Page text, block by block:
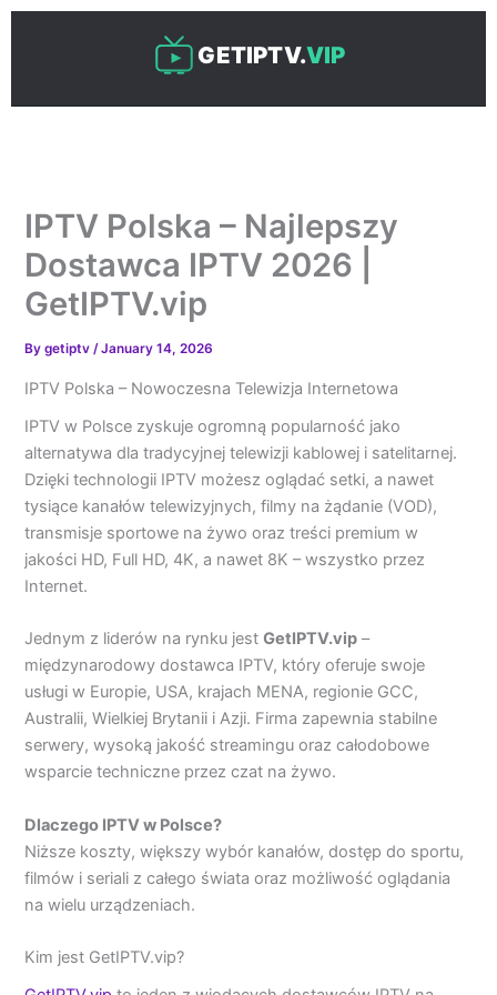
Skip
GETIPTV.VIP
IPTV Polska – Najlepszy
Dostawca IPTV 2026 |
GetIPTV.vip
Bygetiptv/January 14, 2026
IPTV Polska – Nowoczesna Telewizja Internetowa
IPTV w Polsce zyskuje ogromną popularność jako
alternatywa dla tradycyjnej telewizji kablowej i satelitarnej.
Dzięki technologii IPTV możesz oglądać setki, a nawet
tysiące kanałów telewizyjnych, filmy na żądanie (VOD),
transmisje sportowe na żywo oraz treści premium w
jakości HD, Full HD, 4K, a nawet 8K – wszystko przez
Internet.
Jednym z liderów na rynku jestGetIPTV.vip –
międzynarodowy dostawca IPTV, który oferuje swoje
usługi w Europie, USA, krajach MENA, regionie GCC,
Australii, Wielkiej Brytanii i Azji. Firma zapewnia stabilne
serwery, wysoką jakość streamingu oraz całodobowe
wsparcie techniczne przez czat na żywo.
Dlaczego IPTV w Polsce?
Niższe koszty, większy wybór kanałów, dostęp do sportu,
filmów i seriali z całego świata oraz możliwość oglądania
na wielu urządzeniach.
Kim jest GetIPTV.vip?